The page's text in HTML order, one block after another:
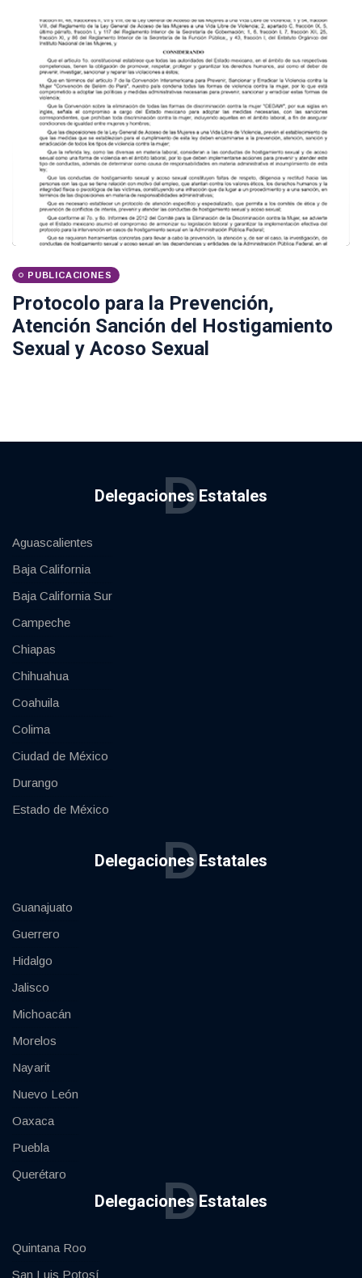
PUBLICACIONES
Protocolo para la Prevención,
Atención Sanción del Hostigamiento
Sexual y Acoso Sexual
Delegaciones Estatales
D
Aguascalientes
Baja California
Baja California Sur
Campeche
Chiapas
Chihuahua
Coahuila
Colima
Ciudad de México
Durango
Estado de México
Delegaciones Estatales
D
Guanajuato
Guerrero
Hidalgo
Jalisco
Michoacán
Morelos
Nayarit
Nuevo León
Oaxaca
Puebla
Querétaro
Delegaciones Estatales
D
Quintana Roo
San Luis Potosí